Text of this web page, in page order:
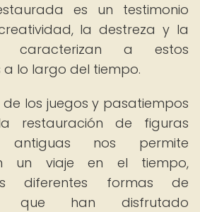
es un testimonio
la destreza y la
caracterizan a estos
a lo largo del tiempo.
de los juegos y pasatiempos
restauración de figuras
antiguas nos permite
un viaje en el tiempo,
diferentes formas de
que han disfrutado